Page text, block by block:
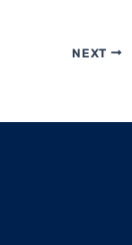
NEXT